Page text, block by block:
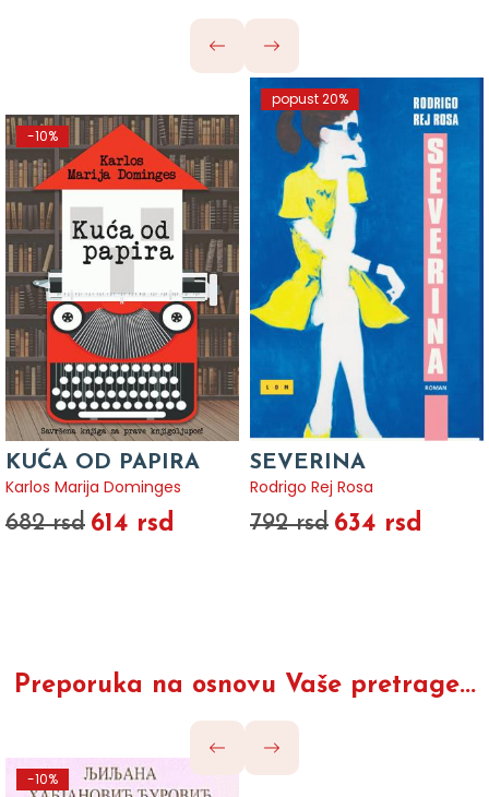
-10%
KUĆA OD PAPIRA
Karlos Marija Dominges
682 rsd 614 rsd
popust 20%
SEVERINA
Rodrigo Rej Rosa
792 rsd 634 rsd
Preporuka na osnovu Vaše pretrage...
-10%